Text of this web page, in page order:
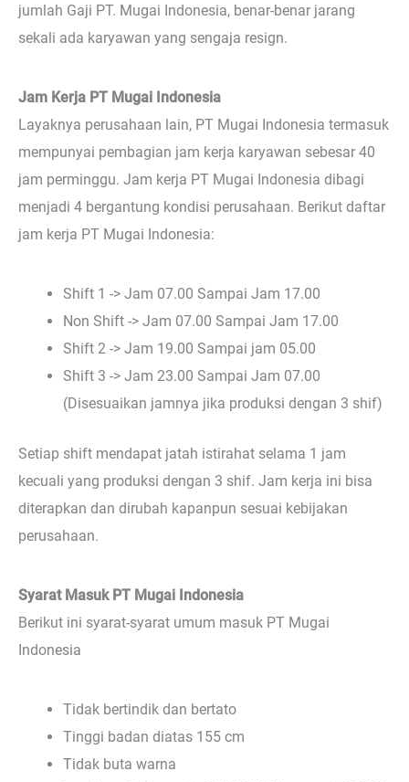
jumlah Gaji PT. Mugai Indonesia, benar-benar jarang
sekali ada karyawan yang sengaja resign.
Jam Kerja PT Mugai Indonesia
Layaknya perusahaan lain, PT Mugai Indonesia termasuk
mempunyai pembagian jam kerja karyawan sebesar 40
jam perminggu. Jam kerja PT Mugai Indonesia dibagi
menjadi 4 bergantung kondisi perusahaan. Berikut daftar
jam kerja PT Mugai Indonesia:
Shift 1 -> Jam 07.00 Sampai Jam 17.00
Non Shift -> Jam 07.00 Sampai Jam 17.00
Shift 2 -> Jam 19.00 Sampai jam 05.00
Shift 3 -> Jam 23.00 Sampai Jam 07.00
(Disesuaikan jamnya jika produksi dengan 3 shif)
Setiap shift mendapat jatah istirahat selama 1 jam
kecuali yang produksi dengan 3 shif. Jam kerja ini bisa
diterapkan dan dirubah kapanpun sesuai kebijakan
perusahaan.
Syarat Masuk PT Mugai Indonesia
Berikut ini syarat-syarat umum masuk PT Mugai
Indonesia
Tidak bertindik dan bertato
Tinggi badan diatas 155 cm
Tidak buta warna